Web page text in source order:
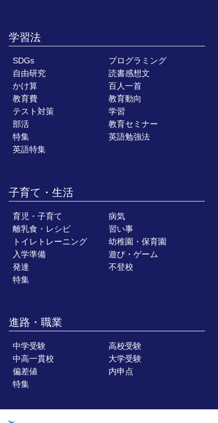
学習法
SDGs
プログラミング
自由研究
読書感想文
かけ算
百人一首
教育費
教育動向
テスト対策
学習
部活
教育セミナー
特集
英語勉強法
英語特集
子育て・生活
育児・子育て
病気
離乳食・レシピ
習い事
トイレトレーニング
幼稚園・保育園
入学準備
遊び・ゲーム
発達
不登校
特集
進路・職業
中学受験
高校受験
中高一貫校
大学受験
偏差値
内申点
特集